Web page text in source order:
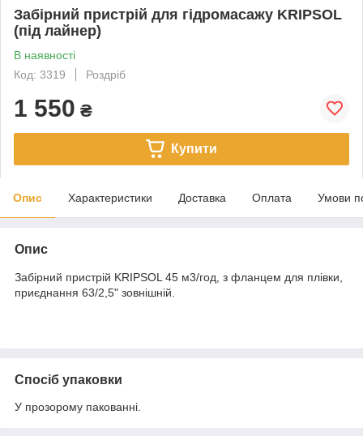
Забірний пристрій для гідромасажу KRIPSOL
(під лайнер)
В наявності
Код: 3319
Роздріб
1 550 ₴
Купити
Опис Характеристики Доставка Оплата Умови
Опис
Забірний пристрій KRIPSOL 45 м3/год, з фланцем для плівки,
приєднання 63/2,5" зовнішній.
Спосіб упаковки
У прозорому пакованні.